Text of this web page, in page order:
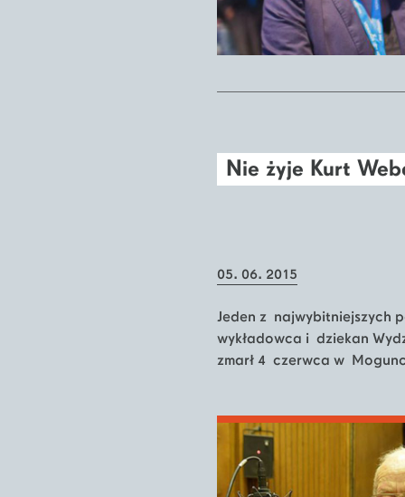
Nie żyje Kurt
05. 06. 2015
Jeden z najwybitniejszych
wykładowca i dziekan
zmarł 4 czerwca w